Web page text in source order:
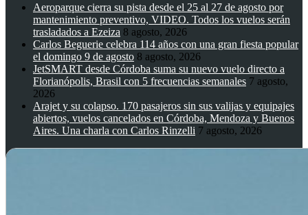
Aeroparque cierra su pista desde el 25 al 27 de agosto por
mantenimiento preventivo, VIDEO. Todos los vuelos serán
trasladados a Ezeiza 8 agosto, 2026
Carlos Beguerie celebra 114 años con una gran fiesta popular
el domingo 9 de agosto 8 agosto, 2026
JetSMART desde Córdoba suma su nuevo vuelo directo a
Florianópolis, Brasil con 5 frecuencias semanales 7 agosto,
2026
Arajet y su colapso. 170 pasajeros sin sus valijas y equipajes
abiertos, vuelos cancelados en Córdoba, Mendoza y Buenos
Aires. Una charla con Carlos Rinzelli 7 agosto, 2026